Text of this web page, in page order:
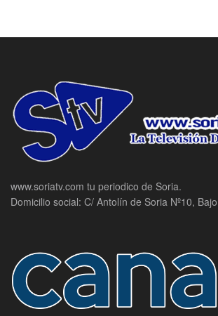
www.soriatv.com tu periodico de Soria.
Domicilio social: C/ Antolín de Soria Nº10,